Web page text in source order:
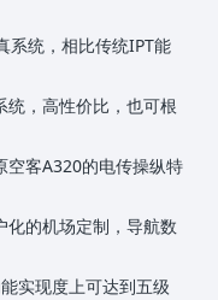
系统，相比传统IPT能
统，高性价比，也可根
空客A320的电传操纵特
化的机场定制，导航数
实现度上可达到五级